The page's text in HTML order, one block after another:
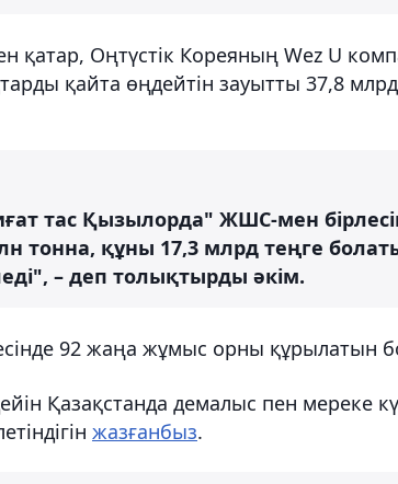
қатар, Оңтүстік Кореяның Wez U
қайта өңдейтін зауытты 37,8
тас Қызылорда" ЖШС-мен
тонна, құны 17,3 млрд теңге
– деп толықтырды әкім.
92 жаңа жұмыс орны құрылатын
Қазақстанда демалыс пен мереке
жазғанбыз.